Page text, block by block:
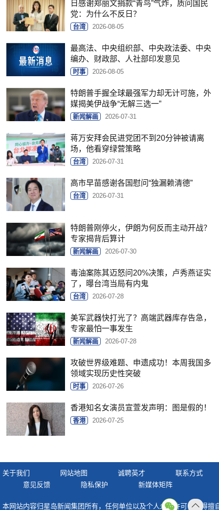
日感谢郑丽文捐款“青鸟”气炸，质问国民
党：为什么不反日？
台湾 2026-08-05
最高法、中央组织部、中央政法委、中央
编办、财政部、人社部印发意见
时事 2026-08-05
特朗普手握全球最强军力却无计可施，外
媒揭美伊战争“无解三选一”
新闻解画 2026-07-31
蒋万安拜会民进党团不到20分钟被请离
场，他看穿绿营策略
台湾 2026-07-31
高市早苗感谢各国慰问“独漏赖清德”
台湾 2026-07-31
特朗普刚停火，伊朗为何反而主动开战？
专家揭背后算计
新闻解画 2026-07-30
毒油案陈其迈怒问20%决策，卢秀燕证实
了，曝台湾当局有内鬼
台湾 2026-07-28
美军武器快打光了？高端武器库存告急，
专家最怕一事发生
新闻解画 2026-07-28
攻破世界级难题、申遗成功！本周我国多
领域实现历史性突破
时事 2026-07-26
香港知名女演员宣萱发声明：图是假的！
香港 2026-07-25
关于我们 网站地图 诚聘英才
联系方式
意见反馈
隐私保护 新媒体矩阵
本网站内容归星岛新闻集团所有，任何单位以及个人未经许可，不得擅